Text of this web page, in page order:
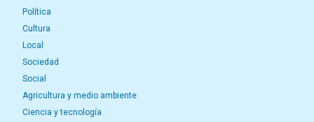
Política
Cultura
Local
Sociedad
Social
Agricultura y medio ambiente
Ciencia y tecnología